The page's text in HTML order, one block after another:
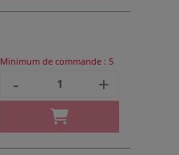
Minimum de commande : 5
- +